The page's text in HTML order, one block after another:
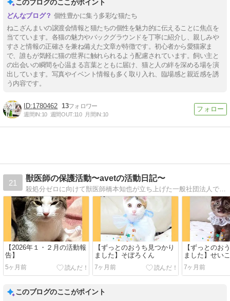
このブログのここがポイント
個性豊かに集う多彩な猫たち
ねこざんまいの譲渡会情報と猫たちの個性を魅力的に伝えることに焦点を
当てています。各猫の魅力やバックグラウンドを丁寧に紹介し、親しみや
すさと情報の正確さを兼ね備えた文章が特徴です。初心者から愛猫家ま
で、誰もが気軽に猫の世界に触れられるよう配慮されています。飼い主と
の出会いの瞬間を心温まる言葉とともに届け、猫と人の絆を深める場を演
出しています。写真やイベント情報も多く取り入れ、臨場感と親近感を誘
う内容です。
1780462 13
週間IN:10 週間OUT:110 月間IN:10
21
獣医師の保護活動〜avetの活動日記〜
殺処分ゼロに向けて獣医師橋本知也が立ち上げた一般社団法人です。ＴＮＲ、保護動物医療支援など、獣医師だから出来る事を頑張っています。
【2026年１・２月の活動報
告】
5ヶ月前
【ずっとのおうち見つかり
ました】そぼろくん
7ヶ月前
【ずっとのお
ました】せい
7ヶ月前
このブログのここがポイント